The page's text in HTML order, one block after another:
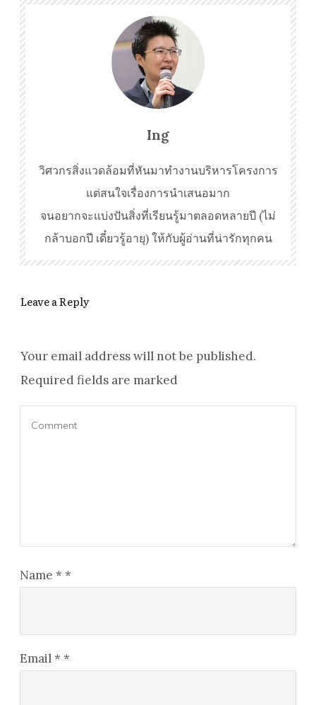
Ing
วิศวกรสิ่งแวดล้อมที่หันมาทำงานบริหารโครงการ
แต่สนใจเรื่องการนำเสนอมาก
จนอยากจะแบ่งปันสิ่งที่เรียนรู้มาตลอดหลายปี (ไม่
กล้าบอกปี เดี๋ยวรู้อายุ) ให้กับผู้อ่านที่น่ารักทุกคน
Leave a Reply
Your email address will not be published.
Required fields are marked
Name * *
Email* *